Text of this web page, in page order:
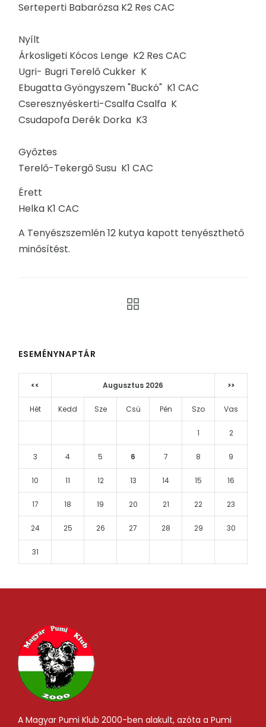
Serteperti Babarózsa K2 Res CAC
Nyílt
Árkosligeti Kócos Lenge K2 Res CAC
Ugri- Bugri Terelő Cukker K
Ebugatta Gyöngyszem "Buckó" K1 CAC
Cseresznyéskerti-Csalfa Csalfa K
Csudapofa Derék Dorka K3
Győztes
Terelő-Tekergő Susu K1 CAC
Érett
Helka K1 CAC
A Tenyészszemlén 12 kutya kapott tenyészthető
minősítést.
ESEMÉNYNAPTÁR
<< Augusztus 2026 >>
Hét Kedd Sze Csü Pén Szo Vas
1 2
3 4 5 6 7 8 9
10 11 12 13 14 15 16
17 18 19 20 21 22 23
24 25 26 27 28 29 30
31
A Magyar Pumi Klub 2000-ben alakult, azóta a Pumi